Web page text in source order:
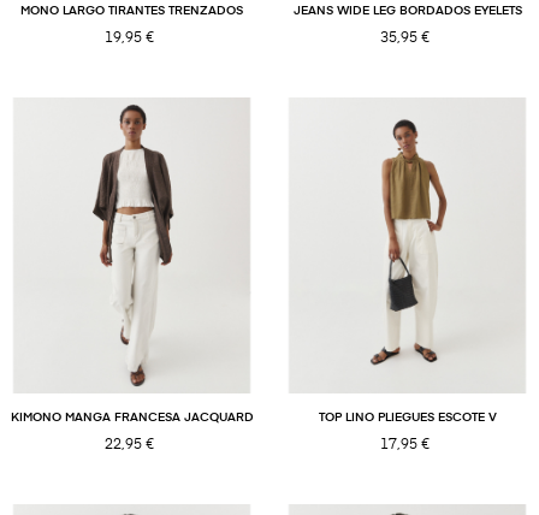
MONO LARGO TIRANTES TRENZADOS
19,95 €
JEANS WIDE LEG BORDADOS EYELETS
35,95 €
KIMONO MANGA FRANCESA JACQUARD
22,95 €
TOP LINO PLIEGUES ESCOTE V
17,95 €